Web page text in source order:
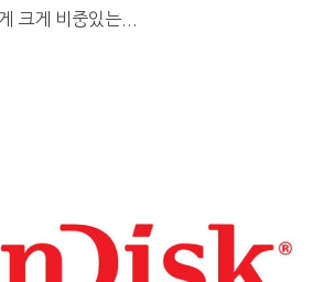
크게 비중있는...